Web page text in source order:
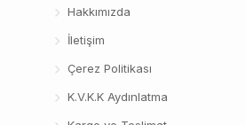
Hakkımızda
İletişim
Çerez Politikası
K.V.K.K Aydınlatma